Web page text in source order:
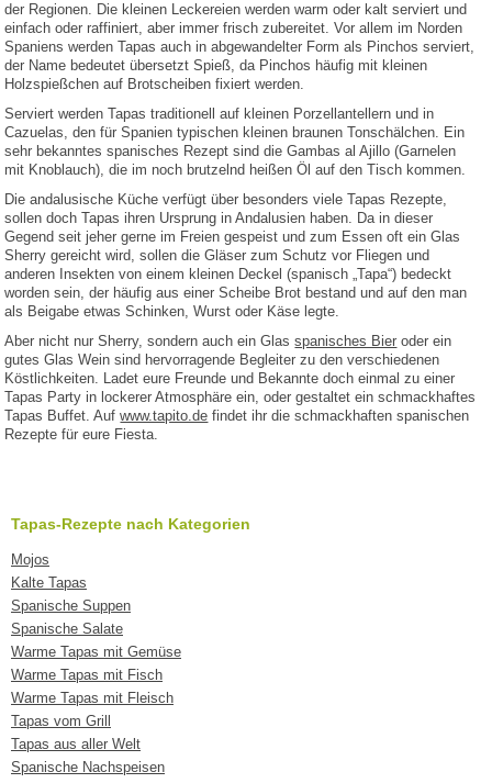
der Regionen. Die kleinen Leckereien werden warm oder kalt serviert und
einfach oder raffiniert, aber immer frisch zubereitet. Vor allem im Norden
Spaniens werden Tapas auch in abgewandelter Form als Pinchos serviert,
der Name bedeutet übersetzt Spieß, da Pinchos häufig mit kleinen
Holzspießchen auf Brotscheiben fixiert werden.
Serviert werden Tapas traditionell auf kleinen Porzellantellern und in
Cazuelas, den für Spanien typischen kleinen braunen Tonschälchen. Ein
sehr bekanntes spanisches Rezept sind die Gambas al Ajillo (Garnelen
mit Knoblauch), die im noch brutzelnd heißen Öl auf den Tisch kommen.
Die andalusische Küche verfügt über besonders viele Tapas Rezepte,
sollen doch Tapas ihren Ursprung in Andalusien haben. Da in dieser
Gegend seit jeher gerne im Freien gespeist und zum Essen oft ein Glas
Sherry gereicht wird, sollen die Gläser zum Schutz vor Fliegen und
anderen Insekten von einem kleinen Deckel (spanisch „Tapa“) bedeckt
worden sein, der häufig aus einer Scheibe Brot bestand und auf den man
als Beigabe etwas Schinken, Wurst oder Käse legte.
Aber nicht nur Sherry, sondern auch ein Glasspanisches Bier oder ein
gutes Glas Wein sind hervorragende Begleiter zu den verschiedenen
Köstlichkeiten. Ladet eure Freunde und Bekannte doch einmal zu einer
Tapas Party in lockerer Atmosphäre ein, oder gestaltet ein schmackhaftes
Tapas Buffet. Aufwww.tapito.de findet ihr die schmackhaften spanischen
Rezepte für eure Fiesta.
Tapas-Rezepte nach Kategorien
Mojos
Kalte Tapas
Spanische Suppen
Spanische Salate
Warme Tapas mit Gemüse
Warme Tapas mit Fisch
Warme Tapas mit Fleisch
Tapas vom Grill
Tapas aus aller Welt
Spanische Nachspeisen